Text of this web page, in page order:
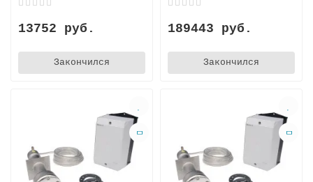
13752 руб.
Закончился
189443 руб.
Закончился